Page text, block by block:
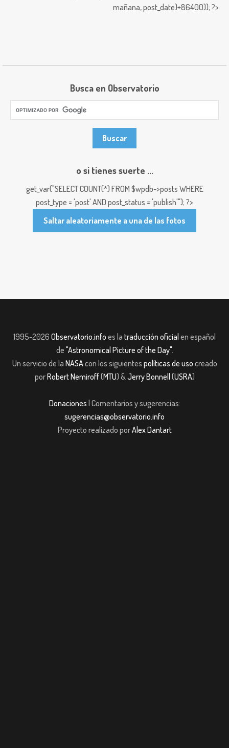
mañana,post_date)+86400)); ?>
Busca en Observatorio
o si tienes suerte ...
get_var("SELECT COUNT(*) FROM $wpdb->posts WHERE
post_type = 'post' AND post_status = 'publish'"); ?>
Saltar aleatoriamente a una de las fotos
1995-2026 Observatorio.info es la traducción oficial en español
de "Astronomical Picture of the Day".
Un servicio de la NASAcon los siguientes políticas de uso creado
porRobert Nemiroff(MTU) &Jerry Bonnell (USRA)
Donaciones | Comentarios y sugerencias:
sugerencias@observatorio.info
Proyecto realizado porAlex Dantart